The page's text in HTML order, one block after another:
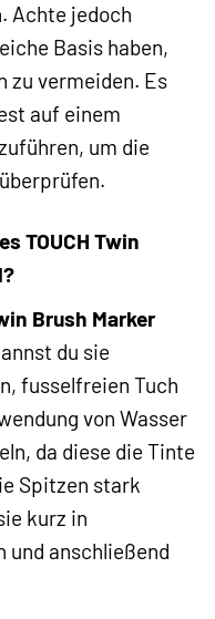
Achte jedoch
Basis haben,
zu vermeiden. Es
auf einem
um die
TOUCH Twin
Brush Marker
du sie
fusselfreien Tuch
von Wasser
da diese die Tinte
Spitzen stark
kurz in
und anschließend